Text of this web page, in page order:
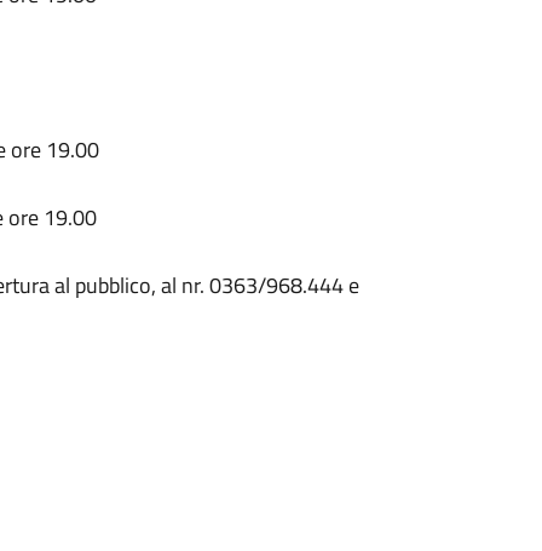
ore 19.00
ore 19.00
al pubblico, al nr. 0363/968.444 e